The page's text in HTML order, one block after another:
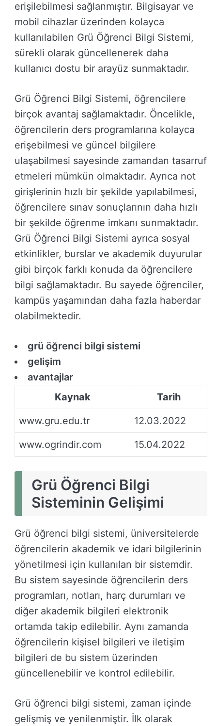
erişilebilmesi sağlanmıştır. Bilgisayar ve
mobil cihazlar üzerinden kolayca
kullanılabilen Grü Öğrenci Bilgi Sistemi,
sürekli olarak güncellenerek daha
kullanıcı dostu bir arayüz sunmaktadır.
Grü Öğrenci Bilgi Sistemi, öğrencilere
birçok avantaj sağlamaktadır. Öncelikle,
öğrencilerin ders programlarına kolayca
erişebilmesi ve güncel bilgilere
ulaşabilmesi sayesinde zamandan tasarruf
etmeleri mümkün olmaktadır. Ayrıca not
girişlerinin hızlı bir şekilde yapılabilmesi,
öğrencilere sınav sonuçlarının daha hızlı
bir şekilde öğrenme imkanı sunmaktadır.
Grü Öğrenci Bilgi Sistemi ayrıca sosyal
etkinlikler, burslar ve akademik duyurular
gibi birçok farklı konuda da öğrencilere
bilgi sağlamaktadır. Bu sayede öğrenciler,
kampüs yaşamından daha fazla haberdar
olabilmektedir.
grü öğrenci bilgi sistemi
gelişim
avantajlar
Kaynak
Tarih
www.gru.edu.tr 12.03.2022
www.ogrindir.com 15.04.2022
Grü Öğrenci Bilgi
Sisteminin Gelişimi
Grü öğrenci bilgi sistemi, üniversitelerde
öğrencilerin akademik ve idari bilgilerinin
yönetilmesi için kullanılan bir sistemdir.
Bu sistem sayesinde öğrencilerin ders
programları, notları, harç durumları ve
diğer akademik bilgileri elektronik
ortamda takip edilebilir. Aynı zamanda
öğrencilerin kişisel bilgileri ve iletişim
bilgileri de bu sistem üzerinden
güncellenebilir ve kontrol edilebilir.
Grü öğrenci bilgi sistemi, zaman içinde
gelişmiş ve yenilenmiştir. İlk olarak